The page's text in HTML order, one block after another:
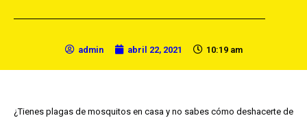
admin abril 22, 2021 10:19 am
¿Tienes plagas de mosquitos en casa y no sabes cómo deshacerte de